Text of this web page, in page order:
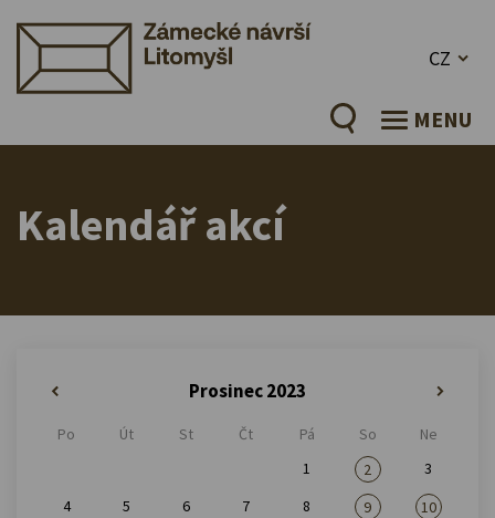
CZ
MENU
Kalendář akcí
Prosinec 2023
Po Út St Čt Pá So
Ne
1
2
3
4
5 6 7 8 9
10